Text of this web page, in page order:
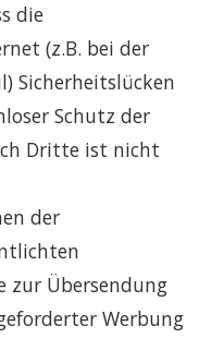
die
(z.B. bei der
Sicherheitslücken
Schutz der
Dritte ist nicht
der
Übersendung
Werbung